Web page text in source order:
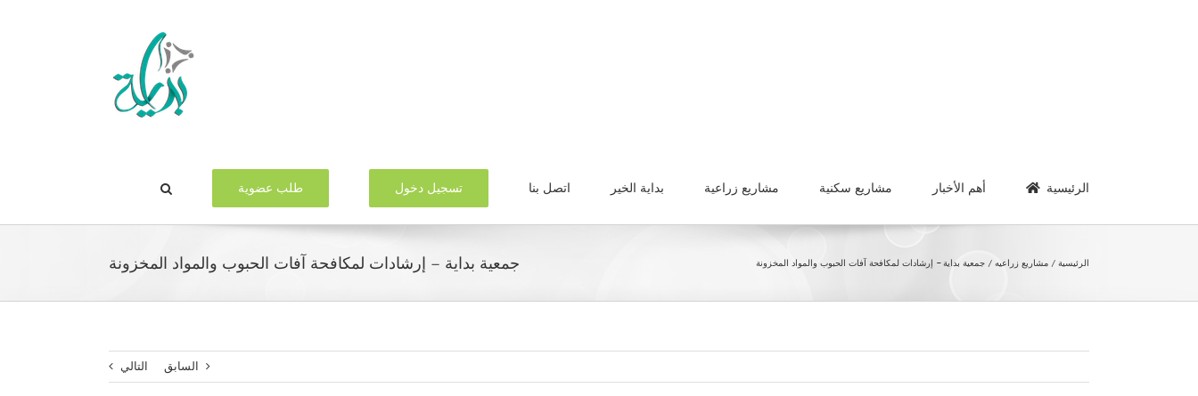
الرئيسية أهم الأخبار مشاريع سكنية مشاريع زراعية بداية الخير اتصل بنا تسجيل دخول طلب عضوية
جمعية بداية – إرشادات لمكافحة آفات الحبوب والمواد المخزونة الرئيسية مشاريع زراعيه جمعية بداية – إرشادات لمكافحة آفات الحبوب والمواد المخزونة
السابق التالي